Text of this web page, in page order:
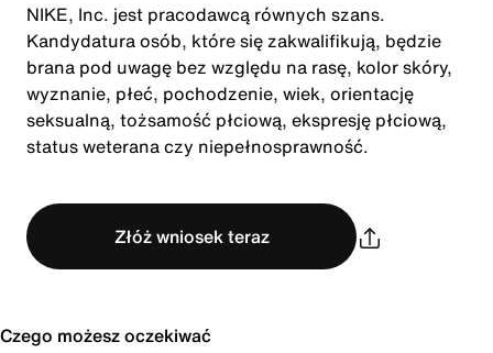
NIKE, Inc. jest pracodawcą równych szans.
Kandydatura osób, które się zakwalifikują, będzie
brana pod uwagę bez względu na rasę, kolor skóry,
wyznanie, płeć, pochodzenie, wiek, orientację
seksualną, tożsamość płciową, ekspresję płciową,
status weterana czy niepełnosprawność.
Złóż wniosek teraz
Czego możesz oczekiwać